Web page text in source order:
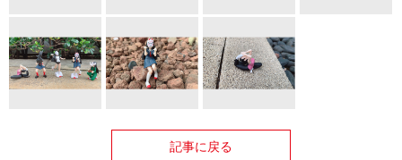
記事に戻る